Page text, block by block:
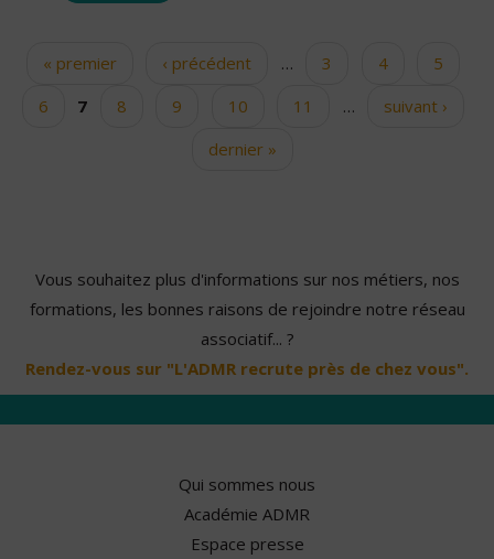
Pages« premier ‹ précédent … 3 4
5
6
7 8 9 10 11 …
suivant ›
dernier »
Vous souhaitez plus d'informations sur nos métiers, nos
formations, les bonnes raisons de rejoindre notre réseau
associatif... ?
Rendez-vous sur "L'ADMR recrute près de chez vous".
Qui sommes nous
Académie ADMR
Espace presse